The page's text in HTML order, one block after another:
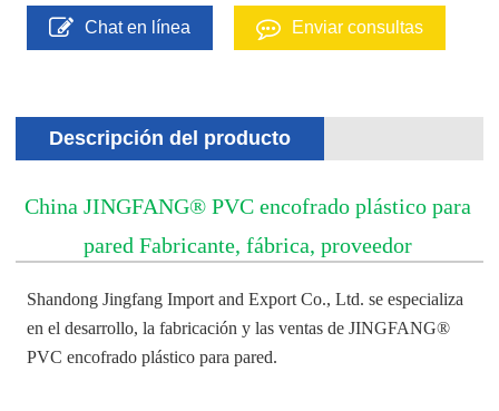
Chat en línea Enviar consultas
Descripción del producto
China JINGFANG® PVC encofrado plástico para
pared Fabricante, fábrica, proveedor
Shandong Jingfang Import and Export Co., Ltd. se especializa
en el desarrollo, la fabricación y las ventas de JINGFANG®
PVC encofrado plástico para pared.